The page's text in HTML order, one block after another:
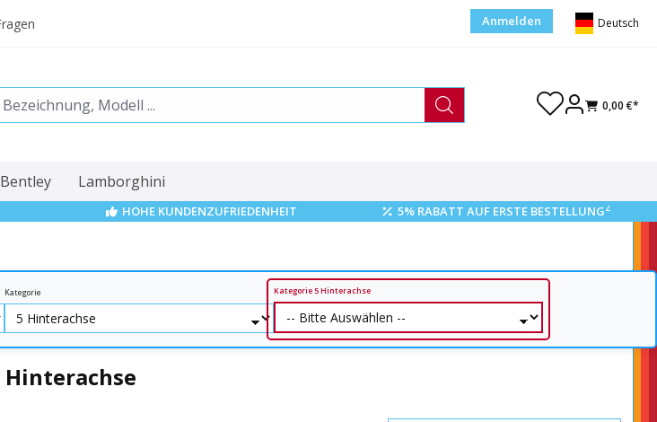
Anmelden Deutsch
0,00 €*
Bentley Lamborghini
HOHE KUNDENZUFRIEDENHEIT 5% RABATT AUF ERSTE BESTELLUNG2
Kategorie Kategorie 5 Hinterachse
Hinterachse